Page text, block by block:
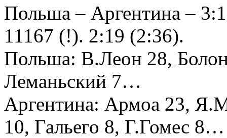
Польша – Аргентина –
11167 (!). 2:19 (2:36).
Польша: В.Леон 28,
Леманьский 7…
Аргентина: Армоа 23,
10, Гальего 8, Г.Гомес 8…